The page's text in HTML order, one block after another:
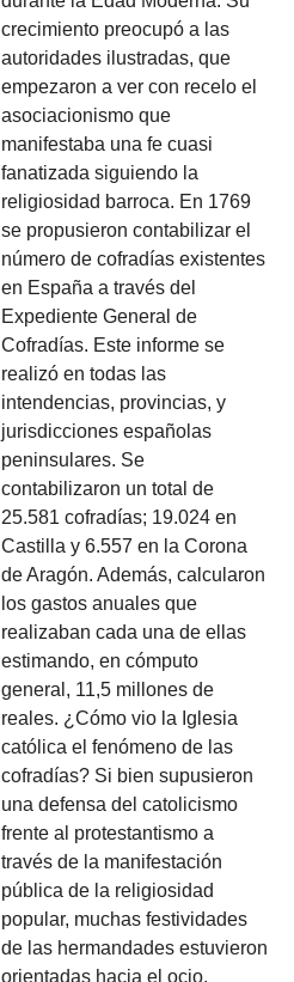
crecimiento preocupó a las
autoridades ilustradas, que
empezaron a ver con recelo el
asociacionismo que
manifestaba una fe cuasi
fanatizada siguiendo la
religiosidad barroca. En 1769
se propusieron contabilizar el
número de cofradías existentes
en España a través del
Expediente General de
Cofradías. Este informe se
realizó en todas las
intendencias, provincias, y
jurisdicciones españolas
peninsulares. Se
contabilizaron un total de
25.581 cofradías; 19.024 en
Castilla y 6.557 en la Corona
de Aragón. Además, calcularon
los gastos anuales que
realizaban cada una de ellas
estimando, en cómputo
general, 11,5 millones de
reales. ¿Cómo vio la Iglesia
católica el fenómeno de las
cofradías? Si bien supusieron
una defensa del catolicismo
frente al protestantismo a
través de la manifestación
pública de la religiosidad
popular, muchas festividades
de las hermandades estuvieron
orientadas hacia el ocio,